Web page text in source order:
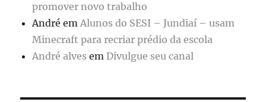
promover novo trabalho
André emAlunos do SESI – Jundiaí – usam
Minecraft para recriar prédio da escola
André alves emDivulgue seu canal